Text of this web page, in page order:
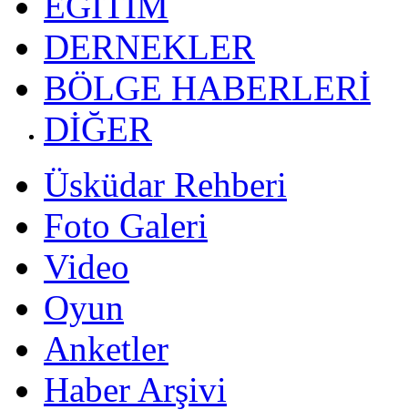
DERNEKLER
BÖLGE HABERLERİ
DİĞER
Üsküdar Rehberi
Foto Galeri
Video
Oyun
Anketler
Haber Arşivi